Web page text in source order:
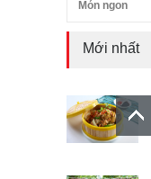
Món ngon
Mới nhất